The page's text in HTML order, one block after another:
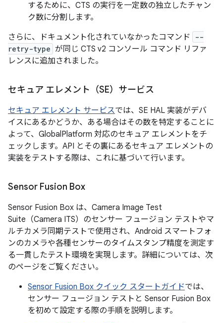
するために、CTS の実行を一定数の独立したチャン
ク数に分割します。
さらに、ドキュメント化されていなかったコマンド
--
retry-type が同じ CTS v2 コンソール コマンド リファ
レンスに追加されました。
セキュア エレメント（SE）サービス
セキュア エレメント サービスでは、SE HAL 実装がデバ
イスにあるかどうか、ある場合はその数を特定することに
よって、GlobalPlatform 対応のセキュア エレメントをチ
ェックします。API とその裏にあるセキュア エレメントの
実装をテストする際は、これに基づいて行います。
Sensor Fusion Box
Sensor Fusion Box は、Camera Image Test
Suite（Camera ITS）のセンサー フュージョン テストやマ
ルチカメラ同期テストで使用され、Android スマートフォ
ンのカメラや各種センサーのタイムスタンプ精度を測定す
る一貫したテスト環境を実現します。詳細については、次
のページをご覧ください。
Sensor Fusion Box クイック スタートガイドでは、
センサー フュージョン テストと Sensor Fusion Box
を初めて設定する際の手順を説明します。